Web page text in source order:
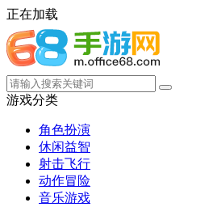
正在加载
游戏分类
角色扮演
休闲益智
射击飞行
动作冒险
音乐游戏